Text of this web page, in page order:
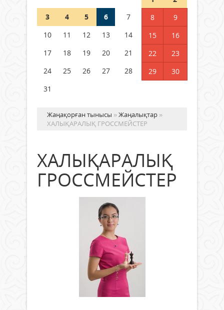
Германия аптап ыстыққа
бастады
04 тамыз 2026 ж.
3
4 5 6 7 8
9
10
11 12 13 14 15
16
17
18 19 20 21 22
23
24
25 26 27 28 29
30
31
Жаңақорған тынысы »Жаңалықтар »
ХАЛЫҚАРАЛЫҚ ГРОССМЕЙСТЕР
ХАЛЫҚАРАЛЫҚ
ГРОССМЕЙСТЕР